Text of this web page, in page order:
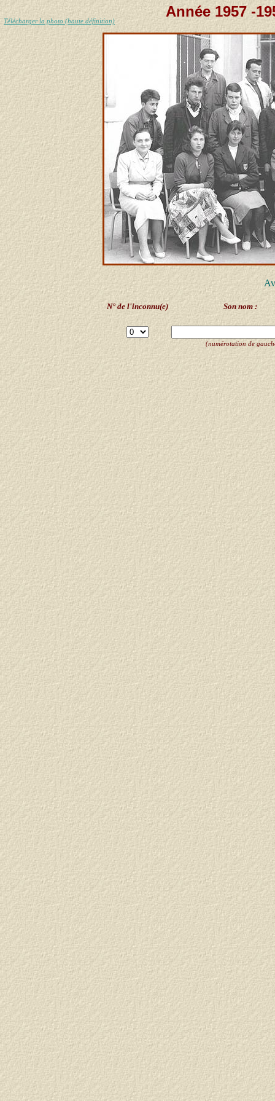
Télécharger la photo (haute définition)
Année 1957 -
N° de l'inconnu(e) Son nom :
(numérotation de